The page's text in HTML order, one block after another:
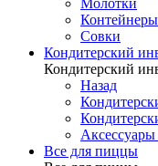
Совки
Кондитерский
Кондитерский
Назад
Аксессуары
Все для пиццы